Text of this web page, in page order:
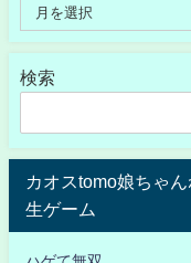
検索
カオスtomo娘ちゃ
生ゲーム